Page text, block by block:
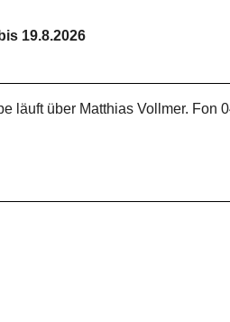
19.8.2026
läuft über Matthias Vollmer. Fon